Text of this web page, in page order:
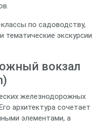
по садоводству,
тематические экскурсии
вокзал
железнодорожных
архитектура сочетает
элементами, а